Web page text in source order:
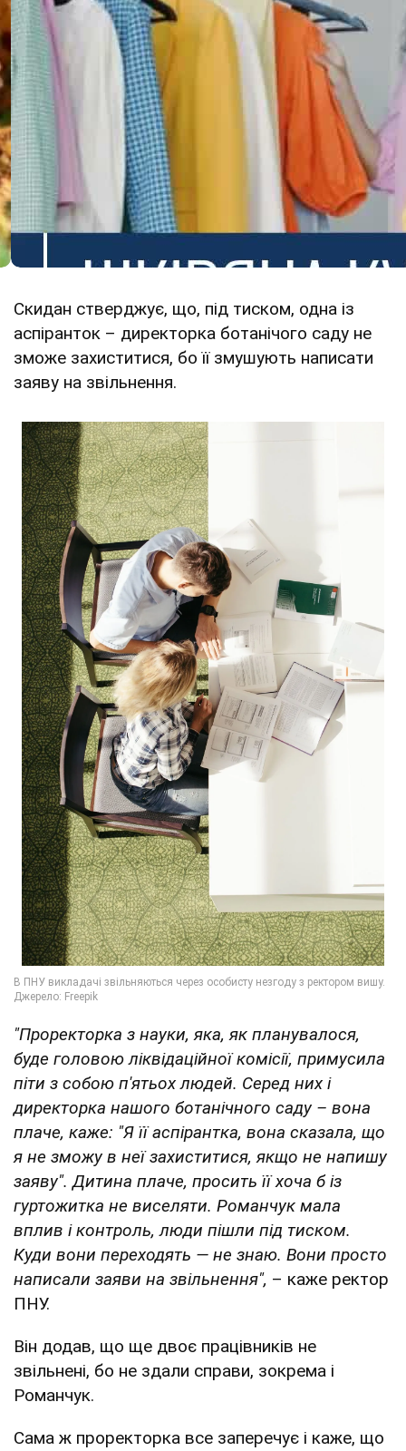
Скидан стверджує, що, під тиском, одна із
аспіранток – директорка ботанічого саду не
зможе захиститися, бо її змушують написати
заяву на звільнення.
"Проректорка з науки, яка, як планувалося,
буде головою ліквідаційної комісії, примусила
піти з собою п'ятьох людей. Серед них і
директорка нашого ботанічного саду – вона
плаче, каже: "Я її аспірантка, вона сказала, що
я не зможу в неї захиститися, якщо не напишу
заяву". Дитина плаче, просить її хоча б із
гуртожитка не виселяти. Романчук мала
вплив і контроль, люди пішли під тиском.
Куди вони переходять — не знаю. Вони просто
написали заяви на звільнення", – каже ректор
ПНУ.
Він додав, що ще двоє працівників не
звільнені, бо не здали справи, зокрема і
Романчук.
Сама ж проректорка все заперечує і каже, що